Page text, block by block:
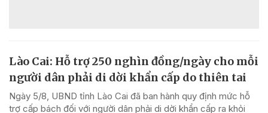
Lào Cai: Hỗ trợ 250 nghìn đồng/ngày cho mỗi
người dân phải di dời khẩn cấp do thiên tai
Ngày 5/8, UBND tỉnh Lào Cai đã ban hành quy định mức hỗ
trợ cấp bách đối với người dân phải di dời khẩn cấp ra khỏi